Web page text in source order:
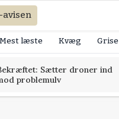
Mest læste Kvæg Grise
Sætter droner ind
problemulv